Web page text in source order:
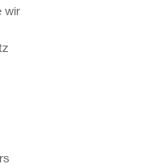
wir